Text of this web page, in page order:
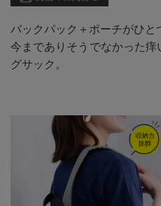
バックパック＋ポーチがひと
今までありそうでなかった
グサック。